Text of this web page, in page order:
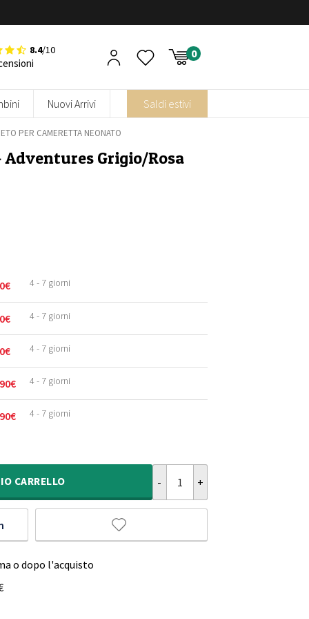
8.4/10
Nuovi Arrivi Saldi estivi
PER CAMERETTA NEONATO
Adventures Grigio/Rosa
€ 4 - 7 giorni
€ 4 - 7 giorni
€ 4 - 7 giorni
€ 4 - 7 giorni
€ 4 - 7 giorni
CARRELLO
o dopo l'acquisto